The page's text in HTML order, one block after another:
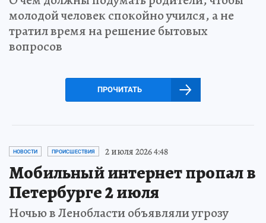
молодой человек спокойно учился, а не
тратил время на решение бытовых
вопросов
ПРОЧИТАТЬ
НОВОСТИ ПРОИСШЕСТВИЯ 2 июля 2026 4:48
Мобильный интернет пропал в
Петербурге 2 июля
Ночью в Ленобласти объявляли угрозу